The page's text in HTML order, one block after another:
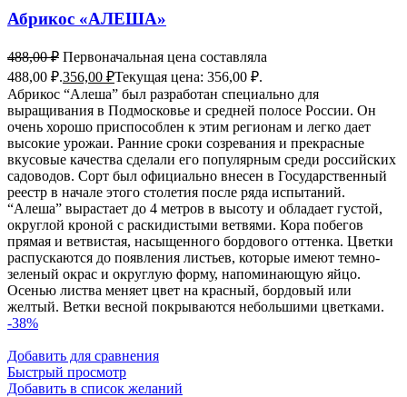
Абрикос «АЛЕША»
488,00₽ Первоначальная цена составляла
488,00 ₽.356,00 ₽Текущая цена: 356,00 ₽.
Абрикос “Алеша” был разработан специально для
выращивания в Подмосковье и средней полосе России. Он
очень хорошо приспособлен к этим регионам и легко дает
высокие урожаи. Ранние сроки созревания и прекрасные
вкусовые качества сделали его популярным среди российских
садоводов. Сорт был официально внесен в Государственный
реестр в начале этого столетия после ряда испытаний.
“Алеша” вырастает до 4 метров в высоту и обладает густой,
округлой кроной с раскидистыми ветвями. Кора побегов
прямая и ветвистая, насыщенного бордового оттенка. Цветки
распускаются до появления листьев, которые имеют темно-
зеленый окрас и округлую форму, напоминающую яйцо.
Осенью листва меняет цвет на красный, бордовый или
желтый. Ветки весной покрываются небольшими цветками.
-38%
Добавить для сравнения
Быстрый просмотр
Добавить в список желаний